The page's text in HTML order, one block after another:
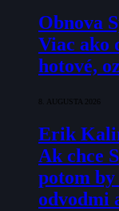
Obnova
Viac ako
hotové,
8. AUGUSTA 2026
Erik
Ak chce
potom
odvodmi